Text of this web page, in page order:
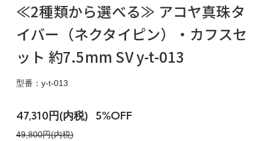
≪2種類から選べる≫ アコヤ真珠タ
イバー（ネクタイピン）・カフスセ
ット 約7.5mm SV y-t-013
型番：y-t-013
47,310円(内税) 5%OFF
49,800円(内税)